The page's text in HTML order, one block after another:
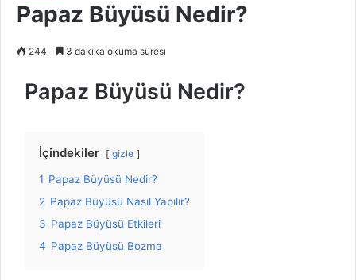
Papaz Büyüsü Nedir?
244 3 dakika okuma süresi
Papaz Büyüsü Nedir?
İçindekiler gizle
1 Papaz Büyüsü Nedir?
2 Papaz Büyüsü Nasıl Yapılır?
3 Papaz Büyüsü Etkileri
4 Papaz Büyüsü Bozma